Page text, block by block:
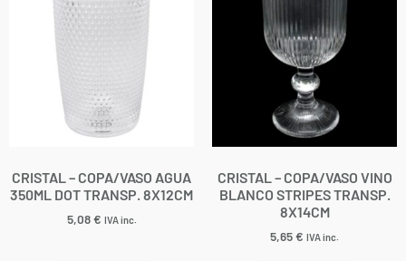
CRISTAL – COPA/VASO AGUA
350ML DOT TRANSP. 8X12CM
5,08€ IVA inc.
CRISTAL – COPA/VASO VINO
BLANCO STRIPES TRANSP.
8X14CM
5,65€ IVA inc.